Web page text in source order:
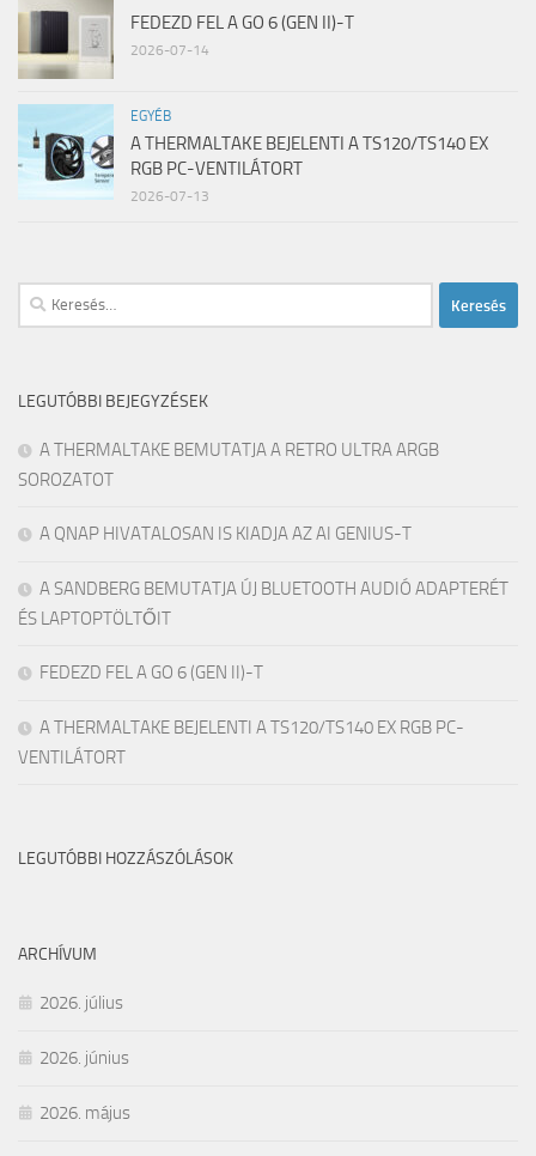
FEDEZD FEL A GO 6 (GEN II)-T
2026-07-14
EGYÉB
A THERMALTAKE BEJELENTI A TS120/TS140 EX
RGB PC-VENTILÁTORT
2026-07-13
Keresés:
LEGUTÓBBI BEJEGYZÉSEK
A THERMALTAKE BEMUTATJA A RETRO ULTRA ARGB
SOROZATOT
A QNAP HIVATALOSAN IS KIADJA AZ AI GENIUS-T
A SANDBERG BEMUTATJA ÚJ BLUETOOTH AUDIÓ ADAPTERÉT
ÉS LAPTOPTÖLTŐIT
FEDEZD FEL A GO 6 (GEN II)-T
A THERMALTAKE BEJELENTI A TS120/TS140 EX RGB PC-
VENTILÁTORT
LEGUTÓBBI HOZZÁSZÓLÁSOK
ARCHÍVUM
2026. július
2026. június
2026. május